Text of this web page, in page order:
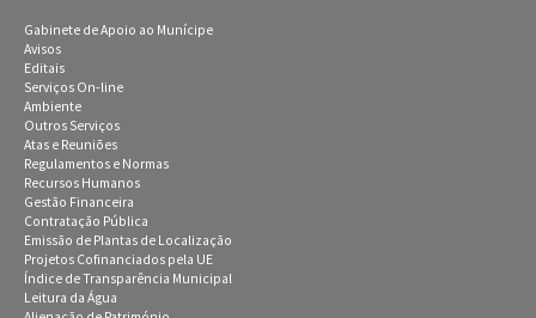
Gabinete de Apoio ao Munícipe
Avisos
Editais
Serviços On-line
Ambiente
Outros Serviços
Atas e Reuniões
Regulamentos e Normas
Recursos Humanos
Gestão Financeira
Contratação Pública
Emissão de Plantas de Localização
Projetos Cofinanciados pela UE
Índice de Transparência Municipal
Leitura da Água